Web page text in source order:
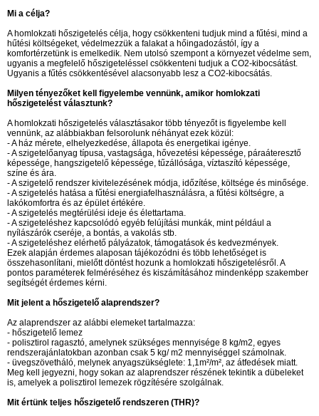
Mi a célja?
A homlokzati hőszigetelés célja, hogy csökkenteni tudjuk mind a fűtési, mind a
hűtési költségeket, védelmezzük a falakat a hőingadozástól, így a
komfortérzetünk is emelkedik. Nem utolsó szempont a környezet védelme sem,
ugyanis a megfelelő hőszigeteléssel csökkenteni tudjuk a CO2-kibocsátást.
Ugyanis a fűtés csökkentésével alacsonyabb lesz a CO2-kibocsátás.
Milyen tényezőket kell figyelembe vennünk, amikor homlokzati
hőszigetelést választunk?
A homlokzati hőszigetelés választásakor több tényezőt is figyelembe kell
vennünk, az alábbiakban felsorolunk néhányat ezek közül:
- A ház mérete, elhelyezkedése, állapota és energetikai igénye.
- A szigetelőanyag típusa, vastagsága, hővezetési képessége, páraáteresztő
képessége, hangszigetelő képessége, tűzállósága, víztaszító képessége,
színe és ára.
- A szigetelő rendszer kivitelezésének módja, időzítése, költsége és minősége.
- A szigetelés hatása a fűtési energiafelhasználásra, a fűtési költségre, a
lakókomfortra és az épület értékére.
- A szigetelés megtérülési ideje és élettartama.
- A szigeteléshez kapcsolódó egyéb felújítási munkák, mint például a
nyílászárók cseréje, a bontás, a vakolás stb.
- A szigeteléshez elérhető pályázatok, támogatások és kedvezmények.
Ezek alapján érdemes alaposan tájékozódni és több lehetőséget is
összehasonlítani, mielőtt döntést hozunk a homlokzati hőszigetelésről. A
pontos paraméterek felméréséhez és kiszámításához mindenképp szakember
segítségét érdemes kérni.
Mit jelent a hőszigetelő alaprendszer?
Az alaprendszer az alábbi elemeket tartalmazza:
- hőszigetelő lemez
- polisztirol ragasztó, amelynek szükséges mennyisége 8 kg/m2, egyes
rendszerajánlatokban azonban csak 5 kg/ m2 mennyiséggel számolnak.
- üvegszövetháló, melynek anyagszükséglete: 1,1m²/m², az átfedések miatt.
Meg kell jegyezni, hogy sokan az alaprendszer részének tekintik a dübeleket
is, amelyek a polisztirol lemezek rögzítésére szolgálnak.
Mit értünk teljes hőszigetelő rendszeren (THR)?